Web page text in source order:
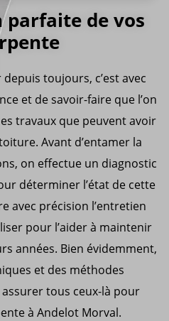
de vos
toujours, c’est avec
et de savoir-faire que l’on
travaux que peuvent avoir
Avant d’entamer la
on effectue un diagnostic
déterminer l’état de cette
avec précision l’entretien
pour l’aider à maintenir
années. Bien évidemment,
et des méthodes
tous ceux-là pour
à Andelot Morval.